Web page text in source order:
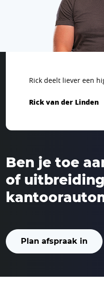
Rick deelt liever een
Rick van der Linden
Ben je toe
of
Plan afspraak in